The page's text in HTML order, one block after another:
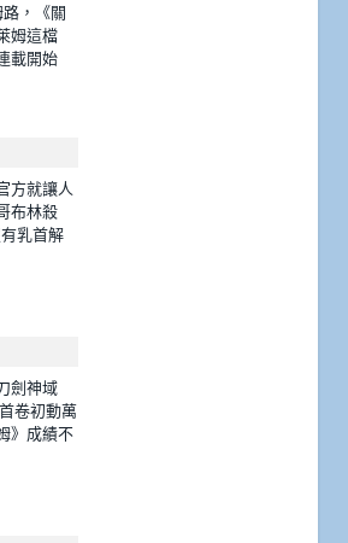
，《關
姆這檔
載開始
方就讓人
布林殺
乳首解
劍神域
卷初動萬
》成績不